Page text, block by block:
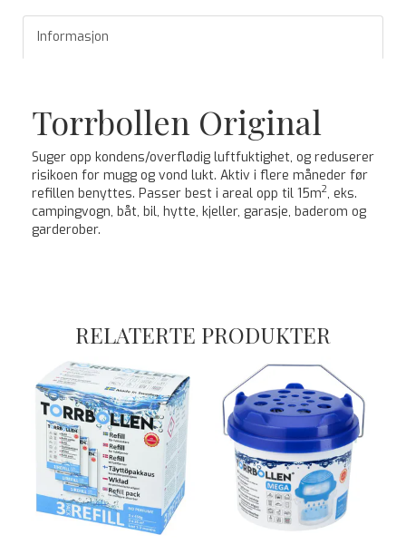
Informasjon
Torrbollen Original
Suger opp kondens/overflødig luftfuktighet, og reduserer
risikoen for mugg og vond lukt. Aktiv i flere måneder før
refillen benyttes. Passer best i areal opp til 15m2, eks.
campingvogn, båt, bil, hytte, kjeller, garasje, baderom og
garderober.
RELATERTE PRODUKTER